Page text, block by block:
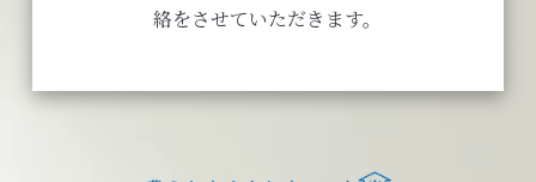
絡をさせていただきます。